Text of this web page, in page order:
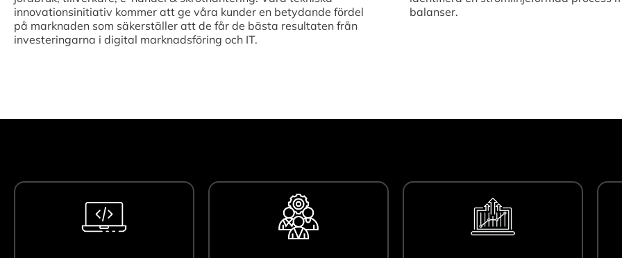
innovationsinitiativ kommer att ge våra kunder en betydande fördel
på marknaden som säkerställer att de får de bästa resultaten från
investeringarna i digital marknadsföring och IT.
balanser.